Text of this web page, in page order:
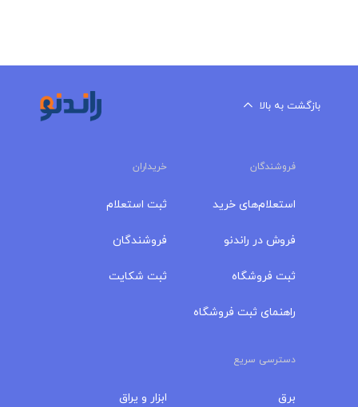
بازگشت به بالا
فروشندگان خریداران
استعلام‌های خرید
فروش در راندنو
ثبت فروشگاه
راهنمای ثبت فروشگاه
ثبت استعلام
فروشندگان
ثبت شکایت
دسترسی سریع
برق ابزار و یراق